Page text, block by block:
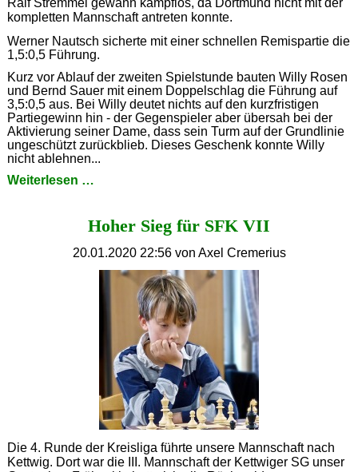
Ralf Stremmel gewann kampflos, da Dortmund nicht mit der
kompletten Mannschaft antreten konnte.
Werner Nautsch sicherte mit einer schnellen Remispartie die
1,5:0,5 Führung.
Kurz vor Ablauf der zweiten Spielstunde bauten Willy Rosen
und Bernd Sauer mit einem Doppelschlag die Führung auf
3,5:0,5 aus. Bei Willy deutet nichts auf den kurzfristigen
Partiegewinn hin - der Gegenspieler aber übersah bei der
Aktivierung seiner Dame, dass sein Turm auf der Grundlinie
ungeschützt zurückblieb. Dieses Geschenk konnte Willy
nicht ablehnen...
Weiterlesen …
Sieg
Hoher Sieg für SFK VII
20.01.2020 22:56von Axel Cremerius
Die 4. Runde der Kreisliga führte unsere Mannschaft nach
Kettwig. Dort war die III. Mannschaft der Kettwiger SG unser